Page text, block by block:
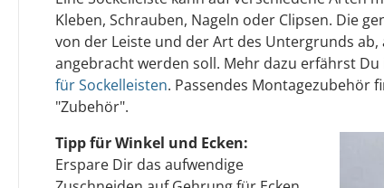
Kleben, Schrauben, Nageln oder Clipsen. Die
von der Leiste und der Art des Untergrunds ab,
angebracht werden soll. Mehr dazu erfährst
für Sockelleisten. Passendes Montagezubehör
"Zubehör".
Tipp für Winkel und Ecken:
Erspare Dir das aufwendige